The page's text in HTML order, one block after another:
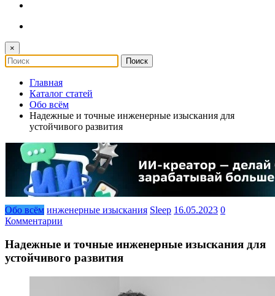
×
Главная
Каталог статей
Обо всём
Надежные и точные инженерные изыскания для
устойчивого развития
Обо всём инженерные изыскания Sleep 16.05.2023 0
Комментарии
Надежные и точные инженерные изыскания для
устойчивого развития